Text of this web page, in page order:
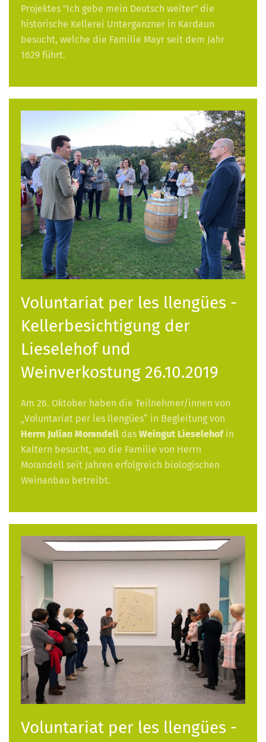
Projektes "Ich gebe mein Deutsch weiter" die
historische Kellerei Unterganzner in Kardaun
besucht, welche die Familie Mayr seit dem Jahr
1629 führt.
Voluntariat per les llengües -
Kellerbesichtigung der
Lieselehof und
Weinverkostung 26.10.2019
Am 26. Oktober haben die Teilnehmer/innen von
„Voluntariat per les llengües“ in Begleitung von
Herrn Julian Morandell das Weingut Lieselehofin
Kaltern besucht, wo die Familie von Herrn
Morandell seit Jahren erfolgreich biologischen
Weinanbau betreibt.
Voluntariat per les llengües -